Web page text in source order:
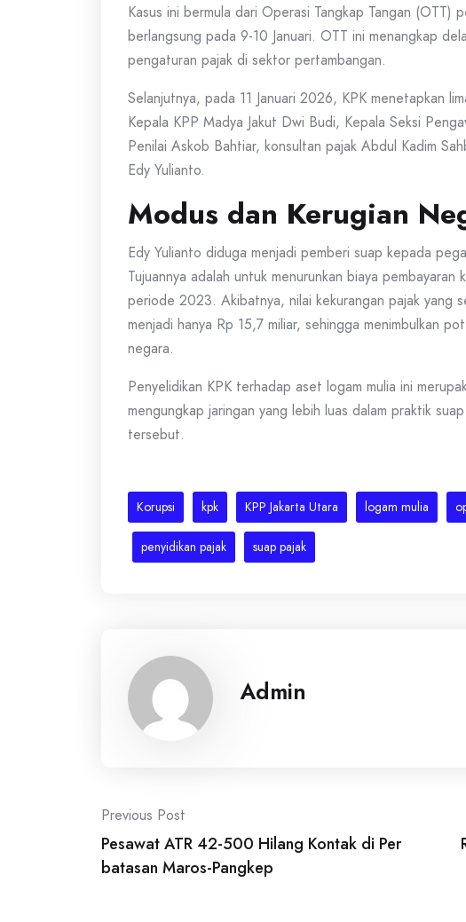
Kasus ini bermula dari Operasi Tangkap Tangan (OTT)
berlangsung pada 9-10 Januari. OTT ini menangkap
pengaturan pajak di sektor pertambangan.
Selanjutnya, pada 11 Januari 2026, KPK menetapkan
Kepala KPP Madya Jakut Dwi Budi, Kepala Seksi
Penilai Askob Bahtiar, konsultan pajak Abdul Kadim
Edy Yulianto.
Modus dan Kerugian
Edy Yulianto diduga menjadi pemberi suap kepada
Tujuannya adalah untuk menurunkan biaya
periode 2023. Akibatnya, nilai kekurangan pajak yang
menjadi hanya Rp 15,7 miliar, sehingga menimbulkan
negara.
Penyelidikan KPK terhadap aset logam mulia ini
mengungkap jaringan yang lebih luas dalam praktik
tersebut.
Korupsi kpk KPP Jakarta Utara logam mulia
penyidikan pajak suap pajak
Admin
Post
navigation
Previous Post
Pesawat ATR 42-500 Hilang Kontak di Per
batasan Maros-Pangkep